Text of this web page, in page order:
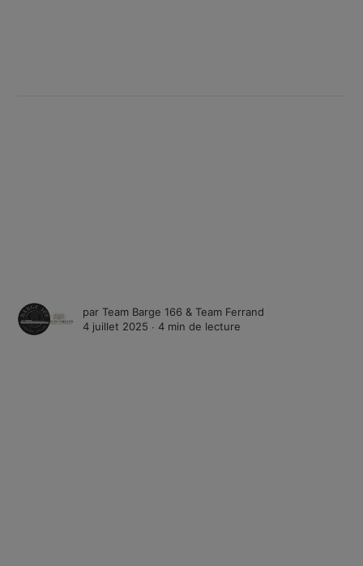
par Team Barge 166 & Team Ferrand
4 juillet 2025 ∙4 min de lecture